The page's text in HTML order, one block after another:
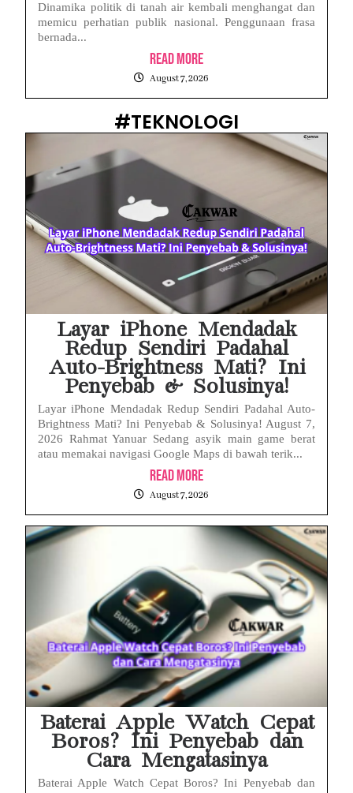
Dinamika politik di tanah air kembali menghangat dan
memicu perhatian publik nasional. Penggunaan frasa
bernada...
Read More
August 7, 2026
#TEKNOLOGI
Layar iPhone Mendadak
Redup Sendiri Padahal
Auto-Brightness Mati? Ini
Penyebab & Solusinya!
Layar iPhone Mendadak Redup Sendiri Padahal Auto-
Brightness Mati? Ini Penyebab & Solusinya! August 7,
2026 Rahmat Yanuar Sedang asyik main game berat
atau memakai navigasi Google Maps di bawah terik...
Read More
August 7, 2026
Baterai Apple Watch Cepat
Boros? Ini Penyebab dan
Cara Mengatasinya
Baterai Apple Watch Cepat Boros? Ini Penyebab dan